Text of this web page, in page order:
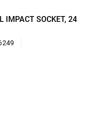
IMPACT SOCKET, 24